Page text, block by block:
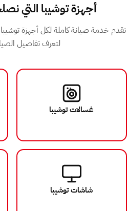
أجهزة توشيبا التي
نقدم خدمة صيانة كاملة لكل أجهزة
لتعرف تفاصيل
غسالات توشيبا
شاشات توشيبا